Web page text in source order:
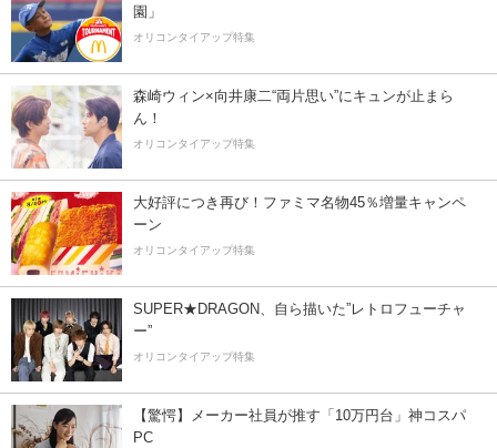
園」
オリコンタイアップ特集
森崎ウィン×向井康二“両片思い”にキュンが止まら
ん！
オリコンタイアップ特集
大好評につき再び！ファミマ名物45％増量キャンペ
ーン
オリコンタイアップ特集
SUPER★DRAGON、自ら描いた”レトロフューチャ
ー”
オリコンタイアップ特集
【驚愕】メーカー社員が推す「10万円台」神コスパ
PC